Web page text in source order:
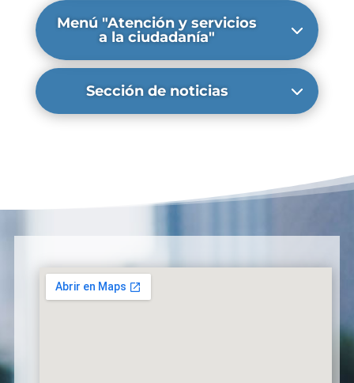
Menú "Atención y servicios
a la ciudadanía"
Sección de noticias